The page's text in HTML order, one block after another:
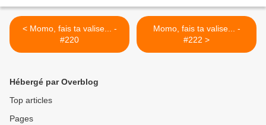
< Momo, fais ta valise... -
#220
Momo, fais ta valise... -
#222 >
Hébergé par Overblog
Top articles
Pages